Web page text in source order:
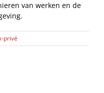
van werken en de
privé